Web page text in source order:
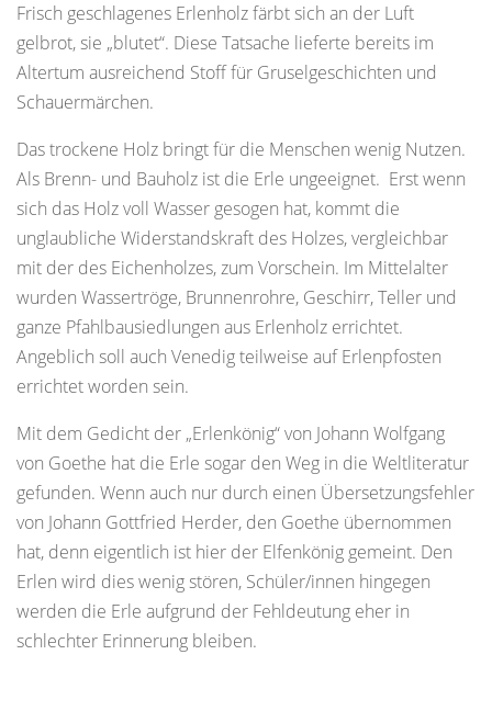
Frisch geschlagenes Erlenholz färbt sich an der Luft
gelbrot, sie „blutet“. Diese Tatsache lieferte bereits im
Altertum ausreichend Stoff für Gruselgeschichten und
Schauermärchen.
Das trockene Holz bringt für die Menschen wenig Nutzen.
Als Brenn- und Bauholz ist die Erle ungeeignet. Erst wenn
sich das Holz voll Wasser gesogen hat, kommt die
unglaubliche Widerstandskraft des Holzes, vergleichbar
mit der des Eichenholzes, zum Vorschein. Im Mittelalter
wurden Wassertröge, Brunnenrohre, Geschirr, Teller und
ganze Pfahlbausiedlungen aus Erlenholz errichtet.
Angeblich soll auch Venedig teilweise auf Erlenpfosten
errichtet worden sein.
Mit dem Gedicht der „Erlenkönig“ von Johann Wolfgang
von Goethe hat die Erle sogar den Weg in die Weltliteratur
gefunden. Wenn auch nur durch einen Übersetzungsfehler
von Johann Gottfried Herder, den Goethe übernommen
hat, denn eigentlich ist hier der Elfenkönig gemeint. Den
Erlen wird dies wenig stören, Schüler/innen hingegen
werden die Erle aufgrund der Fehldeutung eher in
schlechter Erinnerung bleiben.